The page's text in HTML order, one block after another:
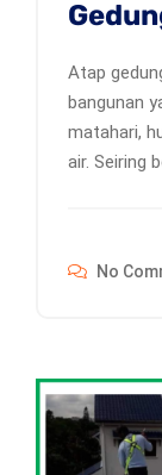
Atap
bangunan
matahari,
air. Seiring
No